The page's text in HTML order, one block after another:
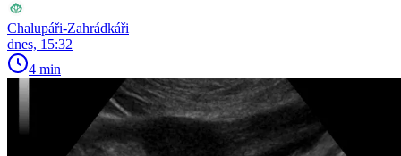
Chalupáři-Zahrádkáři
dnes, 15:32
4 min